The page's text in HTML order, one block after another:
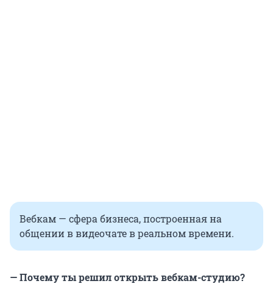
Вебкам — сфера бизнеса, построенная на
общении в видеочате в реальном времени.
— Почему ты решил открыть вебкам-студию?